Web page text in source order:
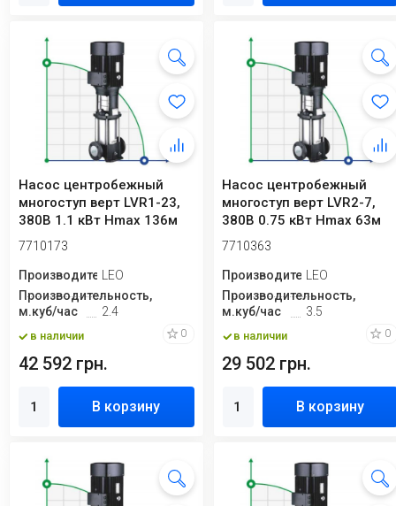
Насос центробежный
многоступ верт LVR1-23,
380В 1.1 кВт Hmax 136м
Qmax 40л/ми...
7710173
ПроизводительLEO
Производительность,
м.куб/час
2.4
в наличии 0
42 592 грн.
В корзину
Насос центробежный
многоступ верт LVR2-7,
380В 0.75 кВт Hmax 63м
Qmax 58.3 л/...
7710363
ПроизводительLEO
Производительность,
м.куб/час
3.5
в наличии 0
29 502 грн.
В корзину